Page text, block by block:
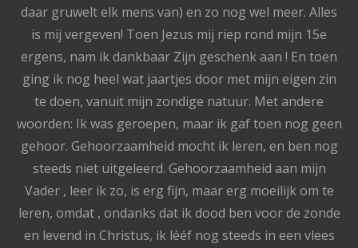
daar gruwelt elk mens van) en zo nog wel meer. Alles
is mij vergeven! Toen Jezus mij riep rond mijn 15e
ergens, nam ik dankbaar Zijn geschenk aan ! En toen
ging ik nog heel wat jaartjes door met mijn eigen zin
te doen, vanuit mijn zondige natuur. Met andere
woorden: Ik was geroepen, maar ik gaf toen nog geen
gehoor. Gehoorzaamheid mocht ik leren, en ben nog
steeds niet uitgeleerd. Gehoorzaamheid aan mijn
Vader , leer ik zo, is erg fijn, maar erg moeilijk om te
leren, omdat , ondanks dat ik dood ben voor de zonde
en levend in Christus, ik lééf nog steeds in een vlees